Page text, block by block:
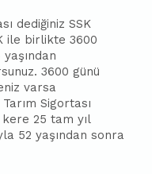
dediğiniz SSK
ile birlikte 3600
3600 günü
varsa
Sigortası
kere 25 tam yıl
52 yaşından sonra